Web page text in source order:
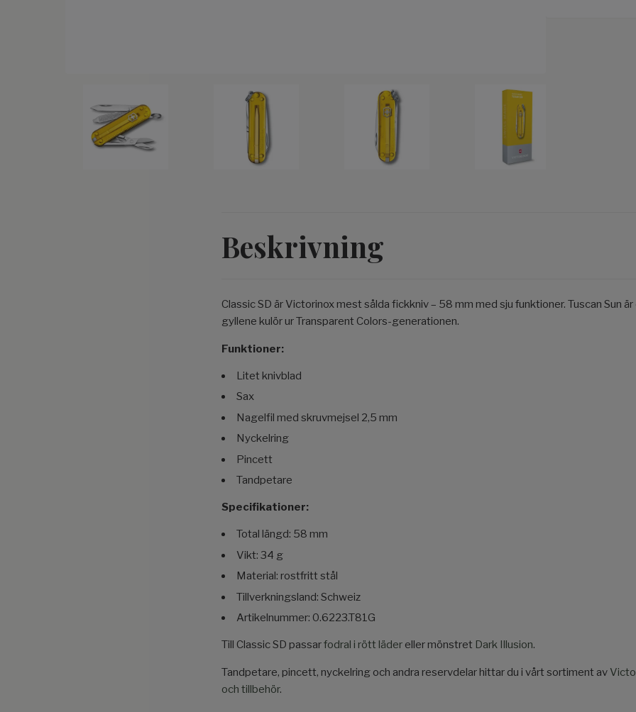
Beskrivning
Classic SD är Victorinox mest sålda fickkniv – 58 mm med sju funktioner. Tuscan Sun
gyllene kulör ur Transparent Colors-generationen.
Funktioner:
Litet knivblad
Sax
Nagelfil med skruvmejsel 2,5 mm
Nyckelring
Pincett
Tandpetare
Specifikationer:
Total längd: 58 mm
Vikt: 34 g
Material: rostfritt stål
Tillverkningsland: Schweiz
Artikelnummer: 0.6223.T81G
Till Classic SD passarfodral i rött läder eller mönstret Dark Illusion.
Tandpetare, pincett, nyckelring och andra reservdelar hittar du i vårt sortiment av
och tillbehör.